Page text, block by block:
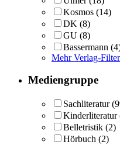
Kosmos (14)
DK (8)
GU (8)
Bassermann
Mehr Verlag-
Mediengruppe
Sachliteratur
Kinderliteratur
Belletristik (2)
Hörbuch (2)